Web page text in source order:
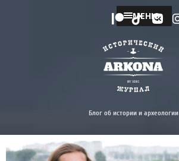
МЕНЮ
Блог об истории и археологии